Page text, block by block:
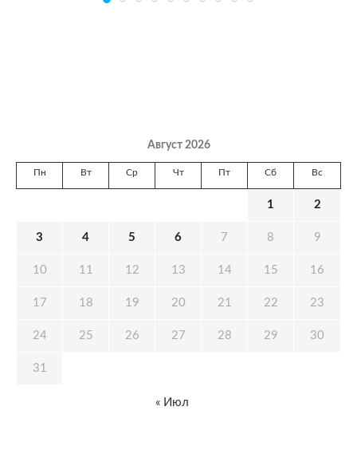
Август 2026
Пн Вт Ср Чт Пт Сб Вс
1 2
3 4 5 6 7 8 9
10 11 12 13 14 15 16
17 18 19 20 21 22 23
24 25 26 27 28 29 30
31
« Июл